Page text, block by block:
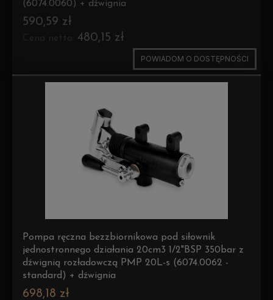
(6074.0060) + dźwignia
590,59 zł
480,15 zł
POWIADOM O DOSTĘPNOŚCI
Pompa ręczna bezzbiornikowa pod siłownik
jednostronnego działania 20cm3 1/2"BSP 350bar z
dźwignią rozładowczą PMP 20L-s (6074.0062 -
standard) + dźwignia
698,18 zł